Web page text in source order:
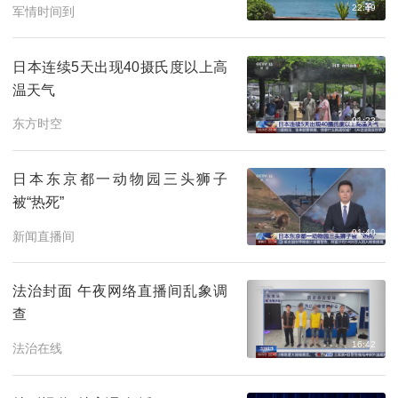
军情时间到 22:49
日本连续5天出现40摄氏度以上高
温天气
东方时空 01:23
日本东京都一动物园三头狮子
被“热死”
新闻直播间 01:40
法治封面 午夜网络直播间乱象调
查
法治在线 16:42